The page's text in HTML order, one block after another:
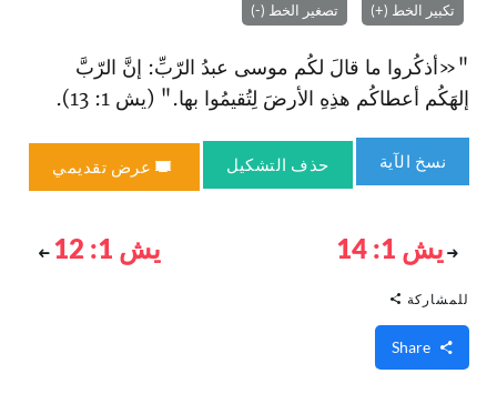
تكبير الخط (+) تصغير الخط (-)
"«أذكُروا ما قالَ لكُم موسى عبدُ الرّبِّ: إنَّ الرّبَّ
إلهَكُم أعطاكُم هذِهِ الأرضَ لِتُقيمُوا بها." (يش 1: 13).
نسخ الآية حذف التشكيل عرض تقديمي
يش 1: 14 يش 1: 12
للمشاركة